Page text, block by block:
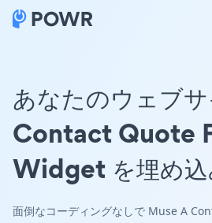
あなたのウェブ
Contact Quote
Widget を埋め込
面倒なコーディングなしで Muse A